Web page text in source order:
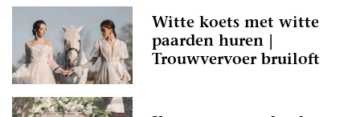
Witte koets met witte
paarden huren |
Trouwvervoer bruiloft